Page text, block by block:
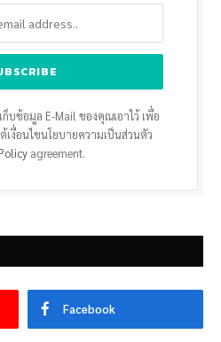
บข้อมูล E-Mail ของคุณเอาไว้ เพื่อ
เงื่อนไขนโยบายความเป็นส่วนตัว
agreement.
Facebook